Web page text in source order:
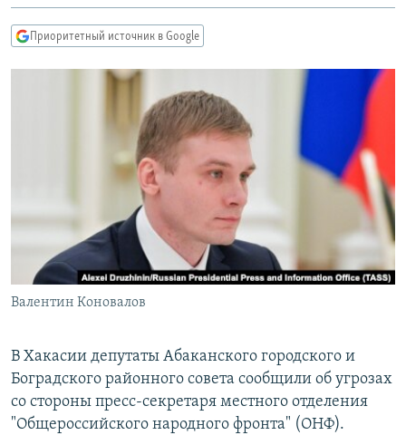
главной
навигации
Вернутся
IDEL.РЕАЛИИ
КАВКАЗ.РЕАЛИИ
СИБИРЬ.РЕАЛИИ
РАСПИСАНИЕ ВЕЩАНИЯ
ПОДПИШИТЕСЬ НА РАССЫЛКУ
СОЦИАЛЬНЫЕ СЕТИ
Все сайты РСЕ/РС
Приоритетный источник в Google
Валентин Коновалов
В Хакасии депутаты Абаканского городского и
Боградского районного совета сообщили об угрозах
со стороны пресс-секретаря местного отделения
"Общероссийского народного фронта" (ОНФ).